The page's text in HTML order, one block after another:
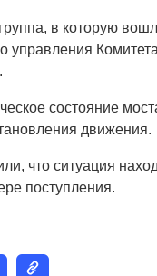
в которую
управления
состояние
движения.
что ситуация
поступления.